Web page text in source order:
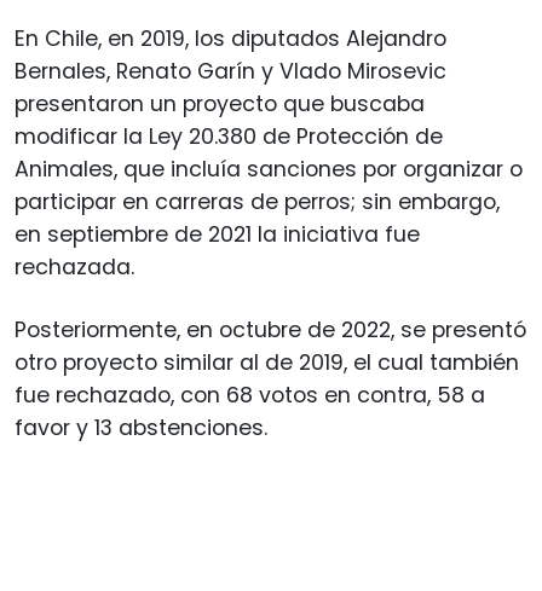
En Chile, en 2019, los diputados Alejandro
Bernales, Renato Garín y Vlado Mirosevic
presentaron un proyecto que buscaba
modificar la Ley 20.380 de Protección de
Animales, que incluía sanciones por organizar o
participar en carreras de perros; sin embargo,
en septiembre de 2021 la iniciativa fue
rechazada.
Posteriormente, en octubre de 2022, se presentó
otro proyecto similar al de 2019, el cual también
fue rechazado, con 68 votos en contra, 58 a
favor y 13 abstenciones.